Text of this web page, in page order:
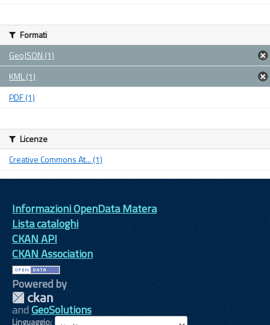
Formati
GeoJSON (1)
KML (1)
PDF (1)
Licenze
Creative Commons At... (1)
Informazioni OpenData Matera
Lista cataloghi
CKAN API
CKAN Association
Powered by
andGeoSolutions
Linguaggio